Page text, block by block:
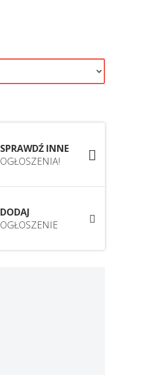
SPRAWDŹ INNE
OGŁOSZENIA!
DODAJ
OGŁOSZENIE